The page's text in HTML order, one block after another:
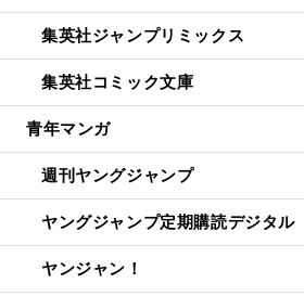
集英社ジャンプリミックス
集英社コミック文庫
青年マンガ
週刊ヤングジャンプ
ヤングジャンプ定期購読デジタル
ヤンジャン！